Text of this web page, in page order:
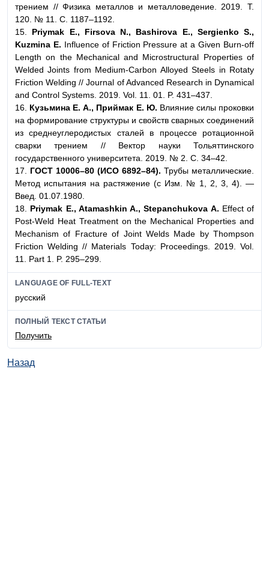
трением // Физика металлов и металловедение. 2019. Т.
120. № 11. С. 1187–1192.
15. Priymak E., Firsova N., Bashirova E., Sergienko S.,
Kuzmina E. Influence of Friction Pressure at a Given Burn-off
Length on the Mechanical and Microstructural Properties of
Welded Joints from Medium-Carbon Alloyed Steels in Rotaty
Friction Welding // Journal of Advanced Research in Dynamical
and Control Systems. 2019. Vol. 11. 01. P. 431–437.
16. Кузьмина Е. А., Приймак Е. Ю. Влияние силы проковки
на формирование структуры и свойств сварных соединений
из среднеуглеродистых сталей в процессе ротационной
сварки трением // Вектор науки Тольяттинского
государственного университета. 2019. № 2. С. 34–42.
17. ГОСТ 10006–80 (ИСО 6892–84). Трубы металлические.
Метод испытания на растяжение (с Изм. № 1, 2, 3, 4). —
Введ. 01.07.1980.
18. Priymak E., Atamashkin A., Stepanchukova A. Effect of
Post-Weld Heat Treatment on the Mechanical Properties and
Mechanism of Fracture of Joint Welds Made by Thompson
Friction Welding // Materials Today: Proceedings. 2019. Vol.
11. Part 1. P. 295–299.
LANGUAGE OF FULL-TEXT
русский
ПОЛНЫЙ ТЕКСТ СТАТЬИ
Получить
Назад